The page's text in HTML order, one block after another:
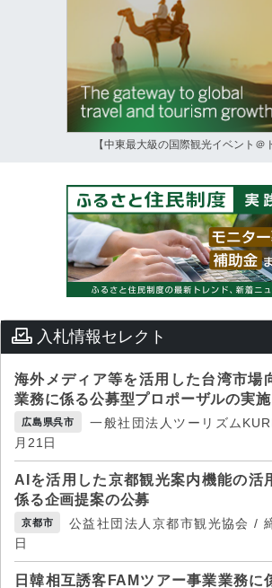
【中東最大級の国際観光イベント＠
入札情報セレクト
海外メディア等を活用した台湾市場
業務に係る公募型プロポーザルの実施
広島県呉市
一般社団法人ツーリズム
月21日
AIを活用した京都観光案内機能の活
係る企画提案の公募
京都市
公益社団法人京都市観光協会 /
日
日韓相互誘客FAMツアー事業業務に